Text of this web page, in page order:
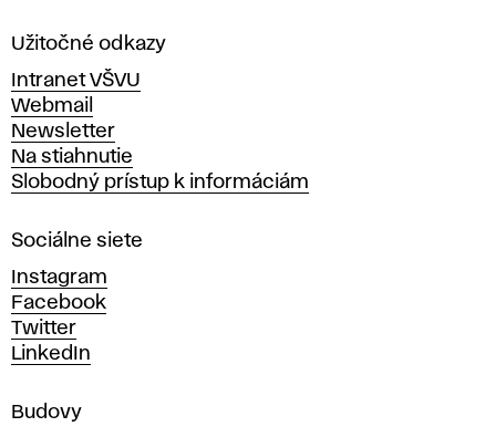
a
ý
t
v
a
r
ý
c
h
u
m
e
í
Užitočné odkazy
Intranet VŠVU
Webmail
Newsletter
Na stiahnutie
Slobodný prístup k informáciám
Sociálne siete
Instagram
Facebook
Twitter
LinkedIn
Budovy